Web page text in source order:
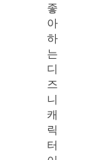
좋
아
하
는
디
즈
니
캐
릭
터